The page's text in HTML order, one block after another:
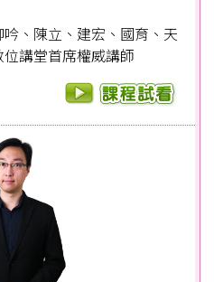
、陳立、建宏、國育、天
講堂首席權威講師